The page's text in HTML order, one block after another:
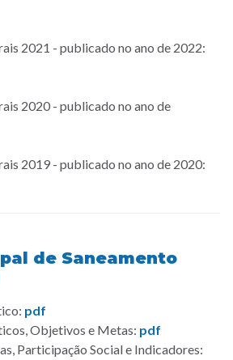
2021 - publicado no ano de 2022:
2020 - publicado no ano de
2019 - publicado no ano de 2020:
de Saneamento
pdf
Objetivos e Metas: pdf
Participação Social e Indicadores: